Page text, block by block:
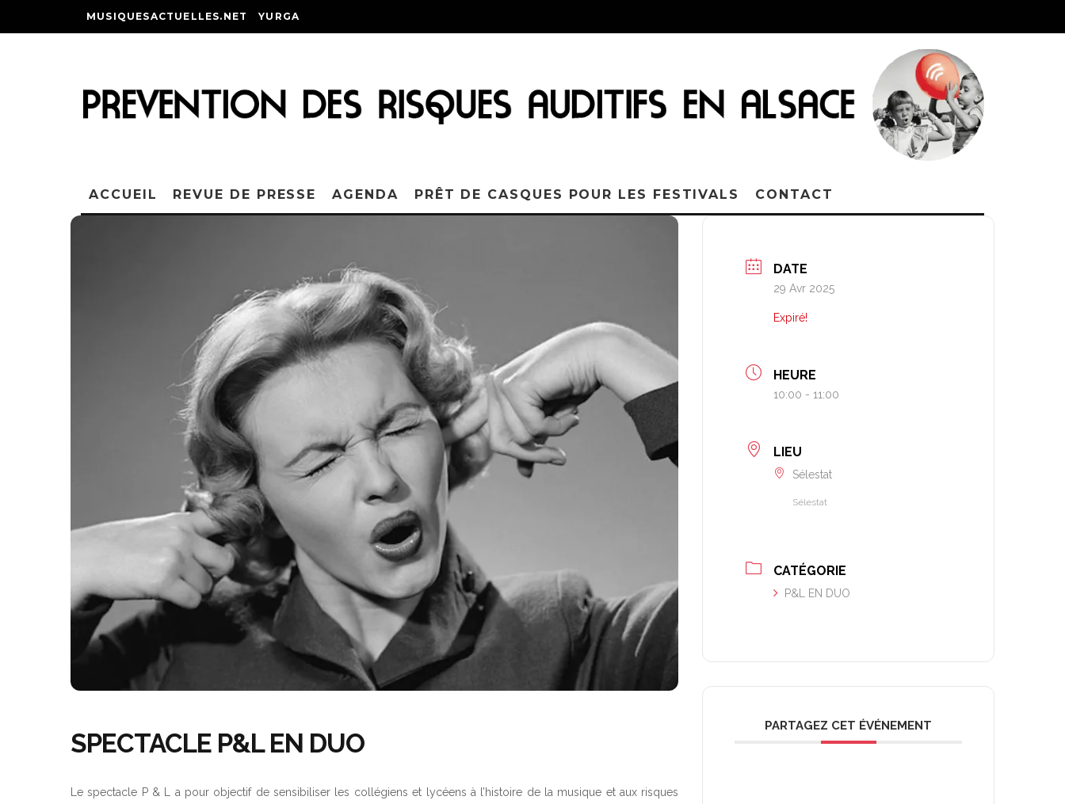
MUSIQUESACTUELLES.NET YURGA
ACCUEIL REVUE DE PRESSE AGENDA PRÊT DE CASQUES POUR LES FESTIVALS CONTACT
SPECTACLE P&L EN DUO
Le spectacle P & L a pour objectif de sensibiliser les collégiens et lycéens à l’histoire de la musique et aux risques
DATE
29 Avr 2025
Expiré!
HEURE
10:00 - 11:00
LIEU
Sélestat
Sélestat
CATÉGORIE
P&L EN DUO
PARTAGEZ CET ÉVÉNEMENT